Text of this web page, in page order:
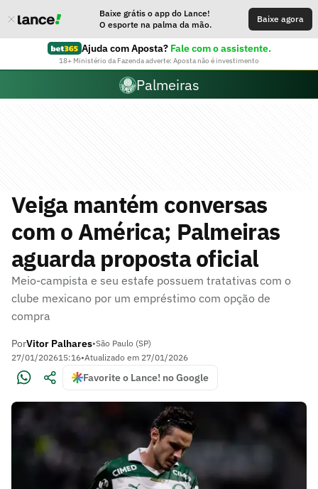
Baixe grátis o app do Lance!
O esporte na palma da mão.
Baixe agora
Ajuda com Aposta? Fale com o assistente.
18+ Ministério da Fazenda adverte: Aposta não é investimento
Palmeiras
Veiga mantém conversas
com o América; Palmeiras
aguarda proposta oficial
Meio-campista e seu estafe possuem tratativas com o
clube mexicano por um empréstimo com opção de
compra
PorVitor Palhares•São Paulo (SP)
27/01/202615:16•Atualizado em 27/01/2026
Favorite o Lance! no Google